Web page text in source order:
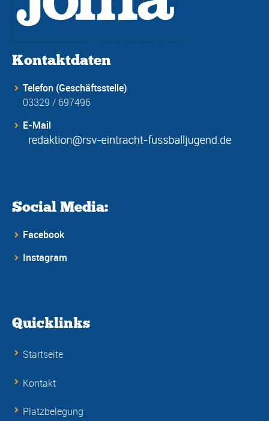
Kontaktdaten
Telefon (Geschäftsstelle)
03329 / 697496
E-Mail
Social Media:
Facebook
Instagram
Quicklinks
Startseite
Kontakt
Platzbelegung